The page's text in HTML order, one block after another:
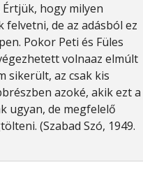
hogy milyen
de az adásból ez
Pokor Peti és Füles
volnaaz elmúlt
sikerült, az csak kis
azoké, akik ezt a
ugyan, de megfelelő
(Szabad Szó, 1949.